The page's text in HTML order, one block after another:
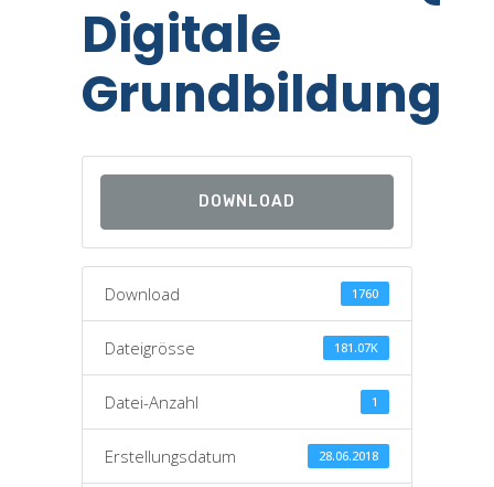
Digitale
Grundbildung
DOWNLOAD
Download 1760
Dateigrösse 181.07K
Datei-Anzahl 1
Erstellungsdatum 28.06.2018